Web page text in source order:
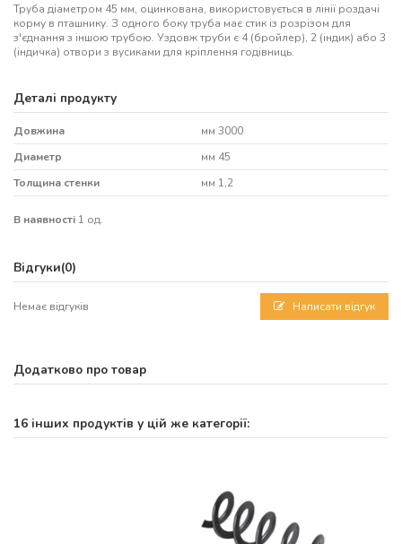
Труба діаметром 45 мм, оцинкована, використовується в лінії роздачі
корму в пташнику. З одного боку труба має стик із розрізом для
з'єднання з іншою трубою. Уздовж труби є 4 (бройлер), 2 (індик) або 3
(індичка) отвори з вусиками для кріплення годівниць.
Деталі продукту
Довжина
мм 3000
Диаметр
мм 45
Толщина стенки
мм 1,2
В наявності 1 од.
Відгуки(0)
Немає відгуків Написати відгук
Додатково про товар
16 інших продуктів у цій же категорії: